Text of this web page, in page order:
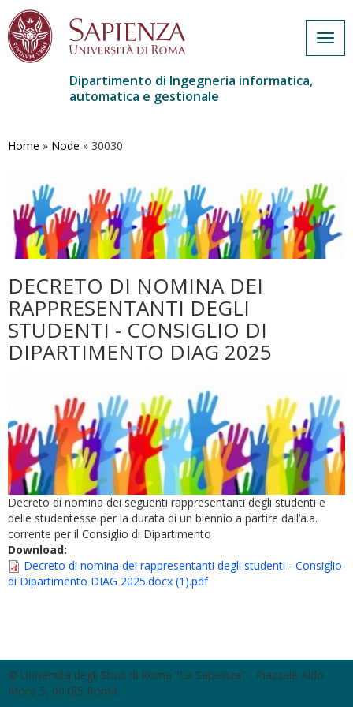
contenuto
Dipartimento di Ingegneria informatica,
automatica e gestionale
Home » Node » 30030
DECRETO DI NOMINA DEI
RAPPRESENTANTI DEGLI
STUDENTI - CONSIGLIO DI
DIPARTIMENTO DIAG 2025
Decreto di nomina dei seguenti rappresentanti degli studenti e
delle studentesse per la durata di un biennio a partire dall’a.a.
corrente per il Consiglio di Dipartimento
Download:
Decreto di nomina dei rappresentanti degli studenti - Consiglio
di Dipartimento DIAG 2025.docx (1).pdf
© Università degli Studi di Roma "La Sapienza" - Piazzale Aldo
Moro 5, 00185 Roma